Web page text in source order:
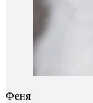
Феня